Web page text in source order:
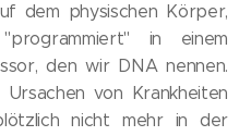
dem physischen Körper,
in einem
den wir DNA nennen.
von Krankheiten
nicht mehr in der